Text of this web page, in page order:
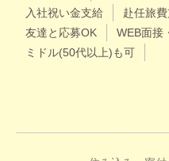
入社祝い金支給
赴任旅
友達と応募OK
WEB面接
ミドル(50代以上)も可